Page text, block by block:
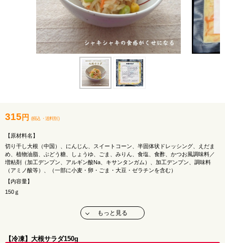
315 円 (税込 ・ 送料別 )
【原材料名】
切り干し大根（中国）、にんじん、スイートコーン、半固体状ドレッシング、えだま
め、植物油脂、ぶどう糖、しょうゆ、ごま、みりん、食塩、食酢、かつお風調味料／
増粘剤（加工デンプン、アルギン酸Na、キサンタンガム）、加工デンプン、調味料
（アミノ酸等）、（一部に小麦・卵・ごま・大豆・ゼラチンを含む）
【内容量】
150ｇ
熱量 104kcal
もっと見る
【冷凍】大根サラダ150g